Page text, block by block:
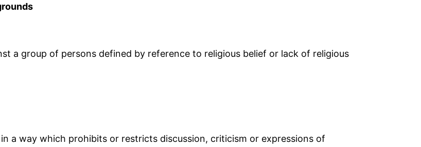
a group of persons defined by reference to religious belief or lack of religious
a way which prohibits or restricts discussion, criticism or expressions of